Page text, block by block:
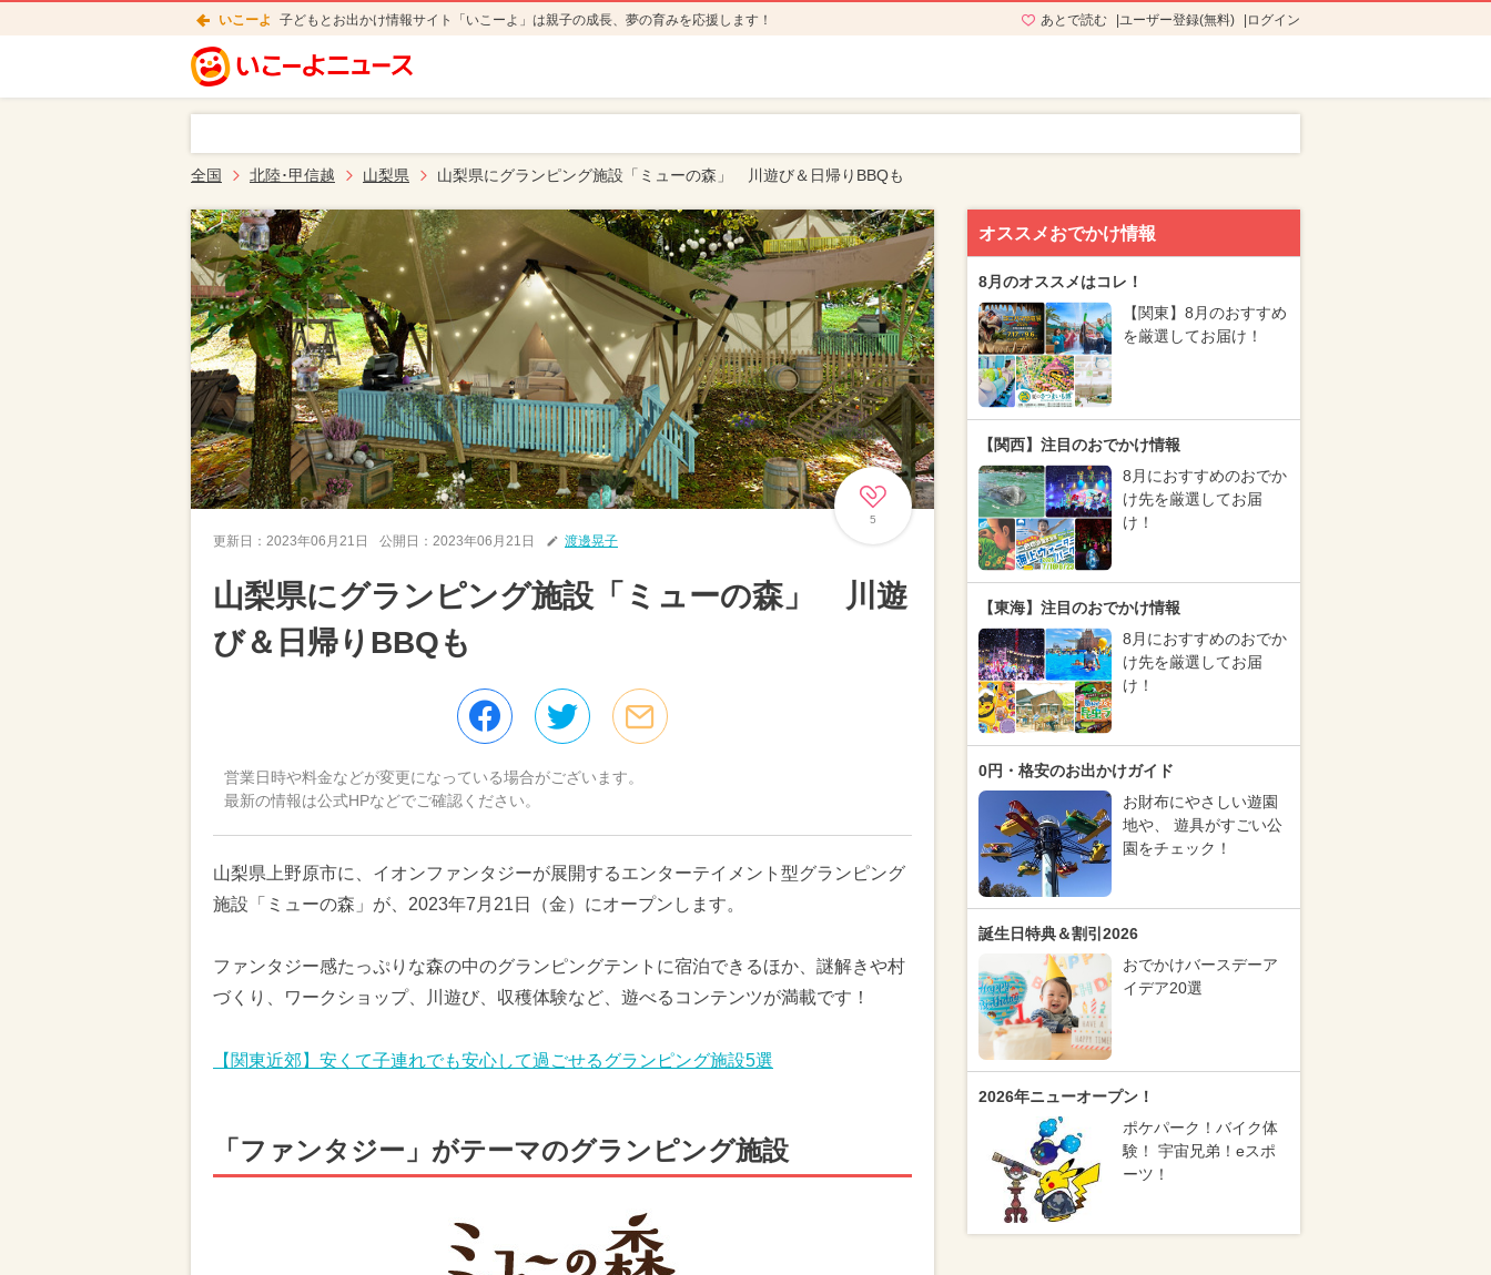
いこーよ 子どもとお出かけ情報サイト「いこーよ」は親子の成長、夢の育みを応援します！ あとで読む ユーザー登録(無料) ログイン
全国 北陸･甲信越 山梨県 山梨県にグランピング施設「ミューの森」 川遊び＆日帰りBBQも
5
更新日： 2023年06月21日 公開日： 2023年06月21日 渡邊晃子
山梨県にグランピング施設「ミューの森」 川遊
び＆日帰りBBQも
営業日時や料金などが変更になっている場合がございます。
最新の情報は公式HPなどでご確認ください。
山梨県上野原市に、イオンファンタジーが展開するエンターテイメント型グランピング
施設「ミューの森」が、2023年7月21日（金）にオープンします。
ファンタジー感たっぷりな森の中のグランピングテントに宿泊できるほか、謎解きや村
づくり、ワークショップ、川遊び、収穫体験など、遊べるコンテンツが満載です！
【関東近郊】安くて子連れでも安心して過ごせるグランピング施設5選
「ファンタジー」がテーマのグランピング施設
オススメおでかけ情報
8月のオススメはコレ！
【関東】8月のおすすめ
を厳選してお届け！
【関西】注目のおでかけ情報
8月におすすめのおでか
け先を厳選してお届
け！
【東海】注目のおでかけ情報
8月におすすめのおでか
け先を厳選してお届
け！
0円・格安のお出かけガイド
お財布にやさしい遊園
地や、 遊具がすごい公
園をチェック！
誕生日特典＆割引2026
おでかけバースデーア
イデア20選
2026年ニューオープン！
ポケパーク！バイク体
験！ 宇宙兄弟！eスポ
ーツ！